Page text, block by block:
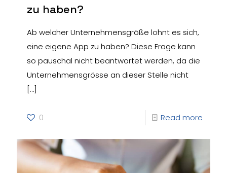
zu haben?
Ab welcher Unternehmensgröße lohnt es sich,
eine eigene App zu haben? Diese Frage kann
so pauschal nicht beantwortet werden, da die
Unternehmensgrösse an dieser Stelle nicht
[…]
0 Read more